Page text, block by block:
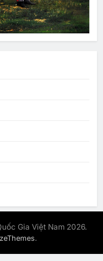
Gia Việt Nam 2026.
.